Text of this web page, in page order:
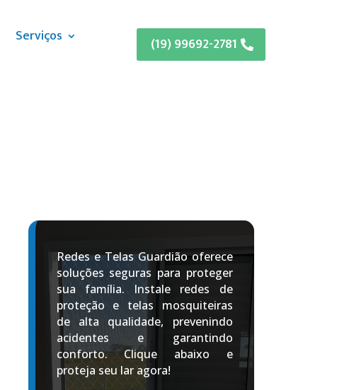
Serviços (19) 99692-2781
Redes e Telas Guardião oferece
soluções seguras para proteger
sua família. Instale redes de
proteção e telas mosquiteiras
de alta qualidade, prevenindo
acidentes e garantindo
conforto. Clique abaixo e
proteja seu lar agora!